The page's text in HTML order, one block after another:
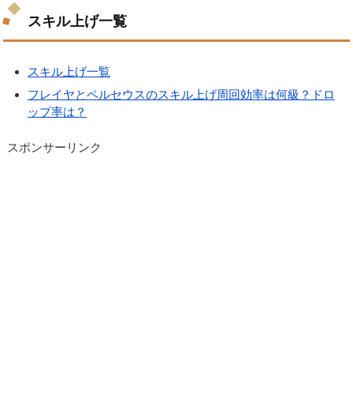
スキル上げ一覧
スキル上げ一覧
フレイヤとペルセウスのスキル上げ周回効率は何級？ドロ
ップ率は？
スポンサーリンク